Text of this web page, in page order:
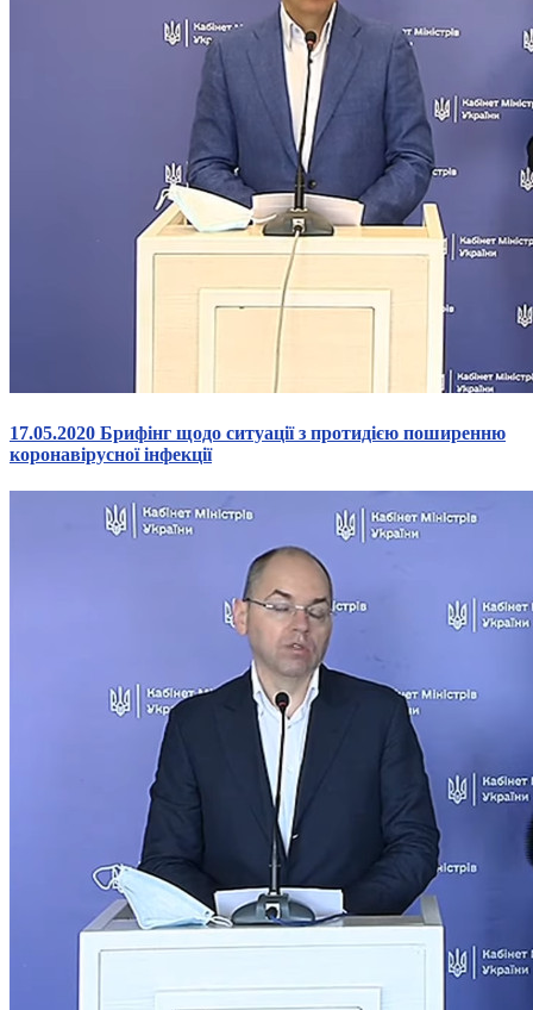
17.05.2020 Брифінг щодо ситуації з протидією поширенню
коронавірусної інфекції